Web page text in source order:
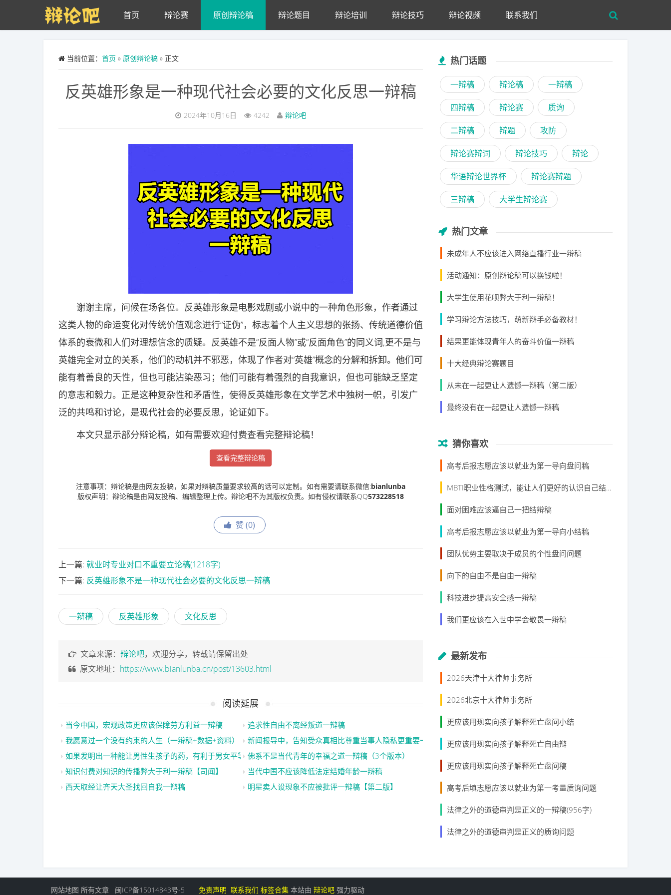
Skip to main content
首页 辩论赛 原创辩论稿 辩论题目 辩论培训 辩论技巧 辩论视频 联系我们
当前位置： 首页 » 原创辩论稿 » 正文
反英雄形象是一种现代社会必要的文化反思一辩稿
2024年10月16日 4242 辩论吧
谢谢主席，问候在场各位。反英雄形象是电影戏剧或小说中的一种角色形象，作者通过
这类人物的命运变化对传统价值观念进行“证伪”，标志着个人主义思想的张扬、传统道德价值
体系的衰微和人们对理想信念的质疑。反英雄不是“反面人物”或“反面角色”的同义词,更不是与
英雄完全对立的关系，他们的动机并不邪恶，体现了作者对“英雄”概念的分解和拆卸。他们可
能有着善良的天性，但也可能沾染恶习；他们可能有着强烈的自我意识，但也可能缺乏坚定
的意志和毅力。正是这种复杂性和矛盾性，使得反英雄形象在文学艺术中独树一帜，引发广
泛的共鸣和讨论，是现代社会的必要反思，论证如下。
本文只显示部分辩论稿，如有需要欢迎付费查看完整辩论稿！
查看完整辩论稿
注意事项：辩论稿是由网友投稿，如果对辩稿质量要求较高的话可以定制。如有需要请联系微信:bianlunba
版权声明：辩论稿是由网友投稿、编辑整理上传。辩论吧不为其版权负责。如有侵权请联系QQ573228518
赞 (0)
上一篇: 就业时专业对口不重要立论稿(1218字)
下一篇: 反英雄形象不是一种现代社会必要的文化反思一辩稿
一辩稿 反英雄形象 文化反思
文章来源： 辩论吧，欢迎分享，转载请保留出处
原文地址： https://www.bianlunba.cn/post/13603.html
阅读延展
当今中国，宏观政策更应该保障劳方利益一辩稿
追求性自由不离经叛道一辩稿
我愿意过一个没有约束的人生（一辩稿+数据+资料）【九只小白鹿】新闻报导中，告知受众真相比尊重当事人隐私更重要一辩稿
如果发明出一种能让男性生孩子的药，有利于男女平等一辩稿佛系不是当代青年的幸福之道一辩稿（3个版本）
知识付费对知识的传播弊大于利一辩稿【司闻】
当代中国不应该降低法定结婚年龄一辩稿
西天取经让齐天大圣找回自我一辩稿
明星卖人设现象不应被批评一辩稿【第二版】
热门话题
一辩稿 辩论稿 一辩稿
四辩稿 辩论赛 质询
二辩稿 辩题 攻防
辩论赛辩词 辩论技巧 辩论
华语辩论世界杯 辩论赛辩题
三辩稿 大学生辩论赛
热门文章
未成年人不应该进入网络直播行业一辩稿
活动通知：原创辩论稿可以换钱啦！
大学生使用花呗弊大于利一辩稿！
学习辩论方法技巧，萌新辩手必备教材！
结果更能体现青年人的奋斗价值一辩稿
十大经典辩论赛题目
从未在一起更让人遗憾一辩稿（第二版）
最终没有在一起更让人遗憾一辩稿
猜你喜欢
高考后报志愿应该以就业为第一导向盘问稿
MBTI职业性格测试，能让人们更好的认识自己结辩稿
面对困难应该逼自己一把结辩稿
高考后报志愿应该以就业为第一导向小结稿
团队优势主要取决于成员的个性盘问问题
向下的自由不是自由一辩稿
科技进步提高安全感一辩稿
我们更应该在入世中学会敬畏一辩稿
最新发布
2026天津十大律师事务所
2026北京十大律师事务所
更应该用现实向孩子解释死亡盘问小结
更应该用现实向孩子解释死亡自由辩
更应该用现实向孩子解释死亡盘问稿
高考后填志愿应该以就业为第一考量质询问题
法律之外的道德审判是正义的一辩稿(956字)
法律之外的道德审判是正义的质询问题
网站地图 所有文章 闽ICP备15014843号-5 免责声明 联系我们 标签合集 本站由 辩论吧 强力驱动